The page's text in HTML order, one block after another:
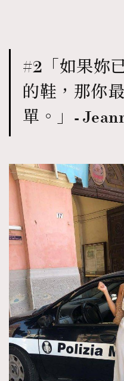
#2「如果妳
的鞋，那你
單。」-